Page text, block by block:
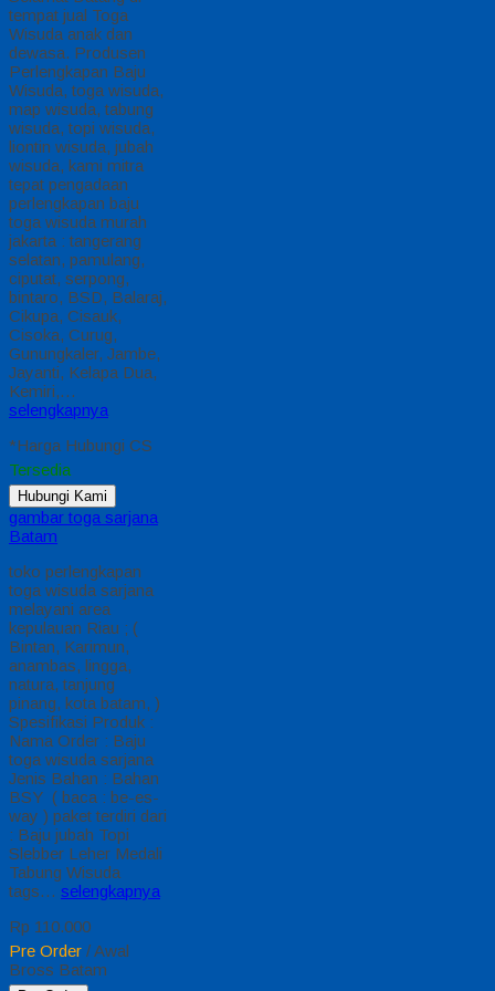
tempat jual Toga
Wisuda anak dan
dewasa. Produsen
Perlengkapan Baju
Wisuda, toga wisuda,
map wisuda, tabung
wisuda, topi wisuda,
liontin wisuda, jubah
wisuda, kami mitra
tepat pengadaan
perlengkapan baju
toga wisuda murah
jakarta : tangerang
selatan, pamulang,
ciputat, serpong,
bintaro, BSD, Balaraj,
Cikupa, Cisauk,
Cisoka, Curug,
Gunungkaler, Jambe,
Jayanti, Kelapa Dua,
Kemiri,…
selengkapnya
*Harga Hubungi CS
Tersedia
Hubungi Kami
gambar toga sarjana
Batam
toko perlengkapan
toga wisuda sarjana
melayani area
kepulauan Riau ; (
Bintan, Karimun,
anambas, lingga,
natura, tanjung
pinang, kota batam, )
Spesifikasi Produk :
Nama Order : Baju
toga wisuda sarjana
Jenis Bahan : Bahan
BSY ( baca : be-es-
way ) paket terdiri dari
: Baju jubah Topi
Slebber Leher Medali
Tabung Wisuda
tags… selengkapnya
Rp 110.000
Pre Order / Awal
Bross Batam